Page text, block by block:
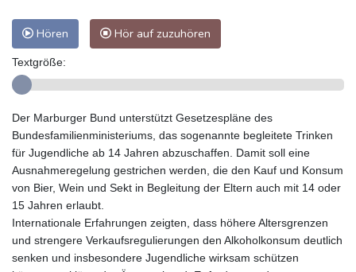
Hören Hör auf zuzuhören
Textgröße:
Der Marburger Bund unterstützt Gesetzespläne des
Bundesfamilienministeriums, das sogenannte begleitete Trinken
für Jugendliche ab 14 Jahren abzuschaffen. Damit soll eine
Ausnahmeregelung gestrichen werden, die den Kauf und Konsum
von Bier, Wein und Sekt in Begleitung der Eltern auch mit 14 oder
15 Jahren erlaubt.
Internationale Erfahrungen zeigten, dass höhere Altersgrenzen
und strengere Verkaufsregulierungen den Alkoholkonsum deutlich
senken und insbesondere Jugendliche wirksam schützen